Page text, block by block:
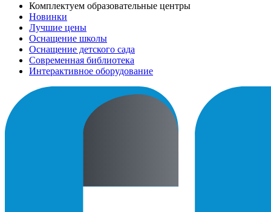
Комплектуем образовательные центры
Новинки
Лучшие цены
Оснащение школы
Оснащение детского сада
Современная библиотека
Интерактивное оборудование